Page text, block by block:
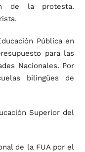
de la protesta.
Pública en
para las
Nacionales. Por
bilingües de
Superior del
de la FUA por el